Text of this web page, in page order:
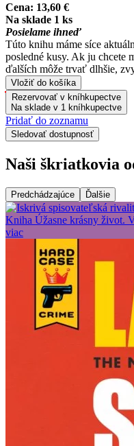
Cena: 13,60 €
Na sklade 1 ks
Posielame ihneď
Túto knihu máme síce
posledné kusy. Ak ju chcete
ďalších môže trvať dlhšie,
Vložiť do košíka
Rezervovať v kníhkupectve
Na sklade v 1 kníhkupectve
Pridať do zoznamu
Sledovať dostupnosť
Naši škriatkovia
Predchádzajúce Ďalšie